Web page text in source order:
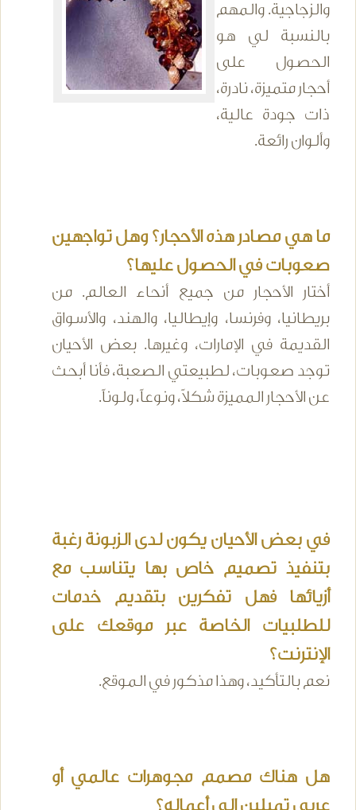
والزجاجية. والمهم
بالنسبة لي هو
الحصول على
أحجار متميزة، نادرة،
ذات جودة عالية،
وألوان رائعة.
ما هي مصادر هذه الأحجار؟ وهل تواجهين
صعوبات في الحصول عليها؟
أختار الأحجار من جميع أنحاء العالم. من
بريطانيا، وفرنسا، وإيطاليا، والهند، والأسواق
القديمة في الإمارات، وغيرها. بعض الأحيان
توجد صعوبات، لطبيعتي الصعبة، فأنا أبحث
عن الأحجار المميزة شكلاً، ونوعاً، ولوناً.
في بعض الأحيان يكون لدى الزبونة رغبة
بتنفيذ تصميم خاص بها يتناسب مع
أزيائها فهل تفكرين بتقديم خدمات
للطلبيات الخاصة عبر موقعك على
الإنترنت؟
نعم بالتأكيد، وهذا مذكور في الموقع.
هل هناك مصمم مجوهرات عالمي أو
عربي تميلين إلى أعماله؟